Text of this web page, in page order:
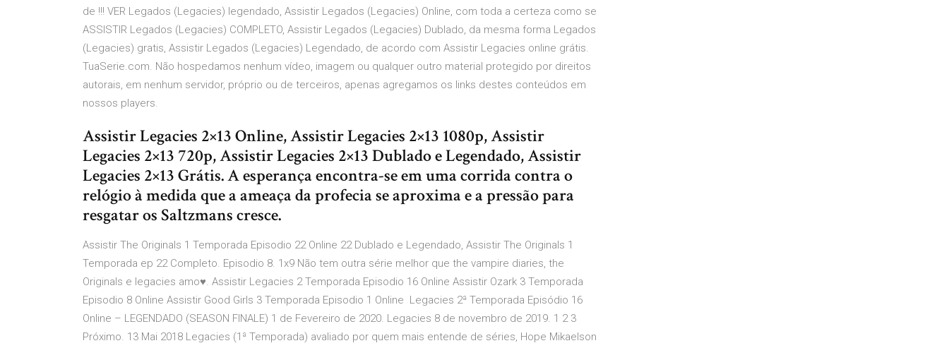
de !!! VER Legados (Legacies) legendado, Assistir Legados (Legacies) Online, com toda a certeza como se
ASSISTIR Legados (Legacies) COMPLETO, Assistir Legados (Legacies) Dublado, da mesma forma Legados
(Legacies) gratis, Assistir Legados (Legacies) Legendado, de acordo com Assistir Legacies online grátis.
TuaSerie.com. Não hospedamos nenhum vídeo, imagem ou qualquer outro material protegido por direitos
autorais, em nenhum servidor, próprio ou de terceiros, apenas agregamos os links destes conteúdos em
nossos players.
Assistir Legacies 2×13 Online, Assistir Legacies 2×13 1080p, Assistir
Legacies 2×13 720p, Assistir Legacies 2×13 Dublado e Legendado, Assistir
Legacies 2×13 Grátis. A esperança encontra-se em uma corrida contra o
relógio à medida que a ameaça da profecia se aproxima e a pressão para
resgatar os Saltzmans cresce.
Assistir The Originals 1 Temporada Episodio 22 Online 22 Dublado e Legendado, Assistir The Originals 1
Temporada ep 22 Completo. Episodio 8. 1x9 Não tem outra série melhor que the vampire diaries, the
Originals e legacies amo♥. Assistir Legacies 2 Temporada Episodio 16 Online Assistir Ozark 3 Temporada
Episodio 8 Online Assistir Good Girls 3 Temporada Episodio 1 Online Legacies 2ª Temporada Episódio 16
Online – LEGENDADO (SEASON FINALE) 1 de Fevereiro de 2020. Legacies 8 de novembro de 2019. 1 2 3
Próximo. 13 Mai 2018 Legacies (1ª Temporada) avaliado por quem mais entende de séries, Hope Mikaelson